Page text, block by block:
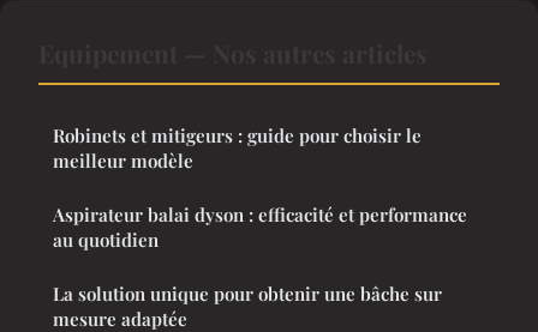
Robinets et mitigeurs : guide pour choisir le
meilleur modèle
Aspirateur balai dyson : efficacité et performance
au quotidien
La solution unique pour obtenir une bâche sur
mesure adaptée